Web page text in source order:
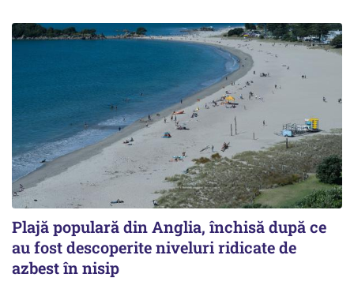
Plajă populară din Anglia, închisă după ce
au fost descoperite niveluri ridicate de
azbest în nisip